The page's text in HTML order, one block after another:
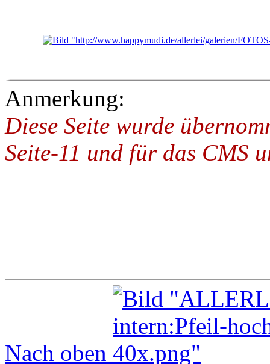
Anmerkung:
Diese Seite wurde
Seite-11 und für das CMS
Nach oben